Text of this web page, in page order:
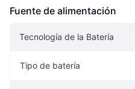
Fuente de alimentación
Tecnología de la Batería
Tipo de batería